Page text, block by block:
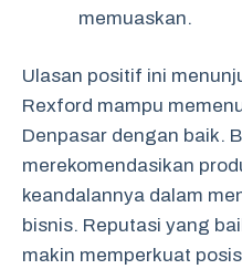
memuaskan.
Ulasan positif ini
Rexford mampu
Denpasar dengan baik.
merekomendasikan
keandalannya dalam
bisnis. Reputasi yang
makin memperkuat